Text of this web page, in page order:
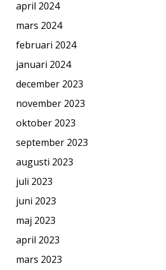
april 2024
mars 2024
februari 2024
januari 2024
december 2023
november 2023
oktober 2023
september 2023
augusti 2023
juli 2023
juni 2023
maj 2023
april 2023
mars 2023